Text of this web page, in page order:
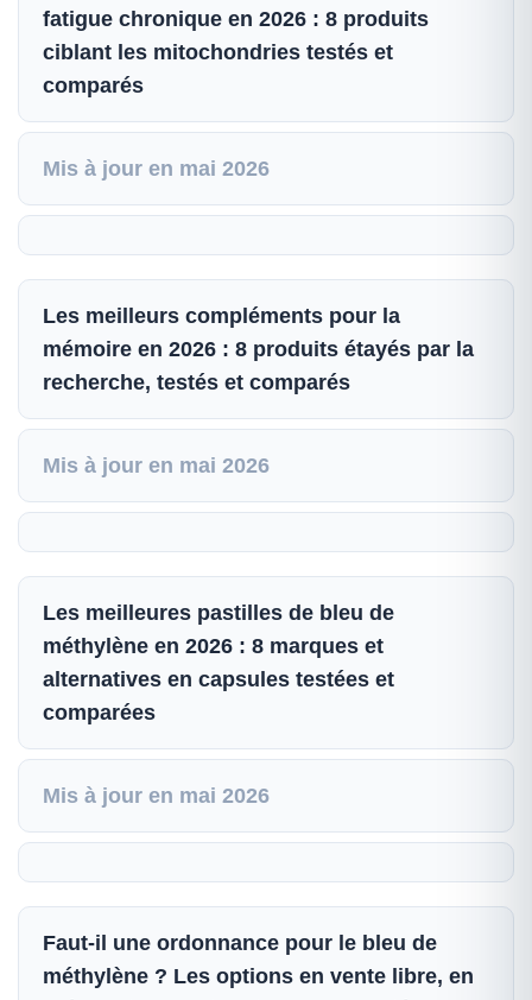
fatigue chronique en 2026 : 8 produits
ciblant les mitochondries testés et
comparés
Mis à jour en mai 2026
Les meilleurs compléments pour la
mémoire en 2026 : 8 produits étayés par la
recherche, testés et comparés
Mis à jour en mai 2026
Les meilleures pastilles de bleu de
méthylène en 2026 : 8 marques et
alternatives en capsules testées et
comparées
Mis à jour en mai 2026
Faut-il une ordonnance pour le bleu de
méthylène ? Les options en vente libre, en